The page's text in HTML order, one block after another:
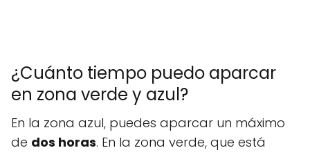
¿Cuánto tiempo puedo aparcar
en zona verde y azul?
En la zona azul, puedes aparcar un máximo
de dos horas. En la zona verde, que está